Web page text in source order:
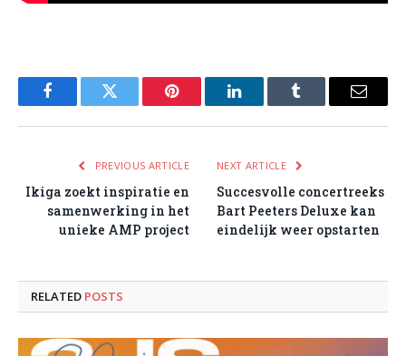
FacebookTwitter Pinterest LinkedInTumblr Email
PREVIOUS ARTICLE
Ikiga zoekt inspiratie en
samenwerking in het
unieke AMP project
NEXT ARTICLE
Succesvolle concertreeks
Bart Peeters Deluxe kan
eindelijk weer opstarten
RELATED POSTS